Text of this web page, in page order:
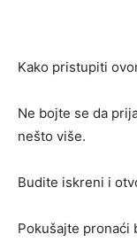
Kako pristupiti
Ne bojte se da
nešto više.
Budite iskreni i
Pokušajte pronaći